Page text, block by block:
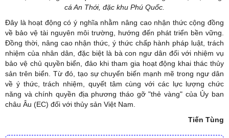
cá An Thới, đặc khu Phú Quốc.
Đây là hoạt động có ý nghĩa nhằm nâng cao nhận thức cộng đồng
về bảo vệ tài nguyên môi trường, hướng đến phát triển bền vững.
Đồng thời, nâng cao nhận thức, ý thức chấp hành pháp luật, trách
nhiệm của nhân dân, đặc biệt là bà con ngư dân đối với nhiệm vụ
bảo vệ chủ quyền biển, đảo khi tham gia hoạt động khai thác thủy
sản trên biển. Từ đó, tạo sự chuyển biến mạnh mẽ trong ngư dân
về ý thức, trách nhiệm, quyết tâm cùng với các lực lượng chức
năng và chính quyền địa phương tháo gỡ "thẻ vàng" của Ủy ban
châu Âu (EC) đối với thủy sản Việt Nam.
Tiến Tùng